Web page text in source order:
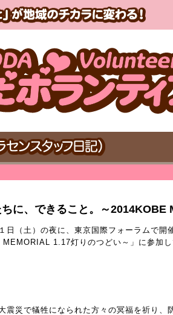
に、できること。～2014KOBE
日（土）の夜に、東京国際フォーラムで
1.17灯りのつどい～」に参加
震災で犠牲になられた方々の冥福を祈り